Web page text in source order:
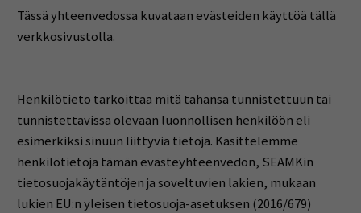
Tässä yhteenvedossa kuvataan evästeiden käyttöä tällä
verkkosivustolla.
Henkilötieto tarkoittaa mitä tahansa tunnistettuun tai
tunnistettavissa olevaan luonnollisen henkilöön eli
esimerkiksi sinuun liittyviä tietoja. Käsittelemme
henkilötietoja tämän evästeyhteenvedon, SEAMKin
tietosuojakäytäntöjen ja soveltuvien lakien, mukaan
lukien EU:n yleisen tietosuoja-asetuksen (2016/679)